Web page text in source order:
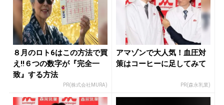
８月のロト6はこの方法で買
え!!６つの数字が『完全一
致』する方法
PR(株式会社MURA)
アマゾンで大人気！血圧対
策はコーヒーに足してみて
PR(森永乳業)